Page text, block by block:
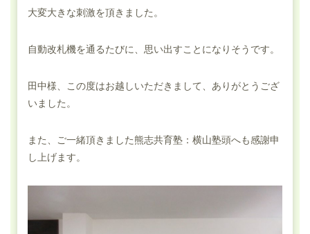
大変大きな刺激を頂きました。
自動改札機を通るたびに、思い出すことになりそうです。
田中様、この度はお越しいただきまして、ありがとうござ
いました。
また、ご一緒頂きました熊志共育塾：横山塾頭へも感謝申
し上げます。